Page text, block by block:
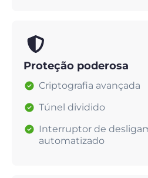
Proteção poderosa
Criptografia avançada
Túnel dividido
Interruptor de
automatizado